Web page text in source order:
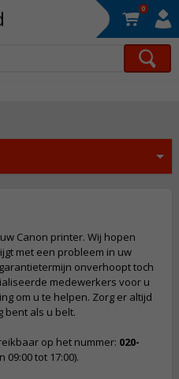
0
Canon printer. Wij hopen
met een probleem in uw
onverhoopt toch
medewerkers voor u
om u te helpen. Zorg er altijd
bent als u belt.
op het nummer: 020-
tot 17:00).